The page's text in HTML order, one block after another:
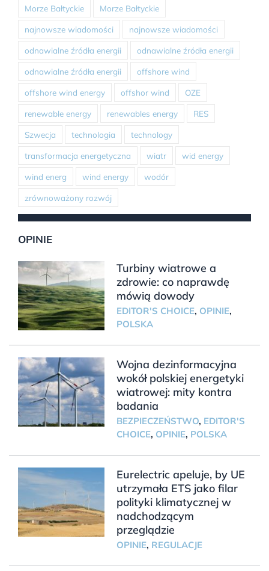
Morze Bałtyckie Morze Bałtyckie
najnowsze wiadomości najnowsze wiadomości
odnawialne źródła energii odnawialne źródła energii
odnawialne źródła energii offshore wind
offshore wind energy offshor wind OZE
renewable energy renewables energy RES
Szwecja technologia technology
transformacja energetyczna wiatr wid energy
wind energ wind energy wodór
zrównoważony rozwój
OPINIE
Turbiny wiatrowe a
zdrowie: co naprawdę
mówią dowody
EDITOR'S CHOICE, OPINIE,
POLSKA
Wojna dezinformacyjna
wokół polskiej energetyki
wiatrowej: mity kontra
badania
BEZPIECZEŃSTWO, EDITOR'S
CHOICE, OPINIE, POLSKA
Eurelectric apeluje, by UE
utrzymała ETS jako filar
polityki klimatycznej w
nadchodzącym
przeglądzie
OPINIE, REGULACJE